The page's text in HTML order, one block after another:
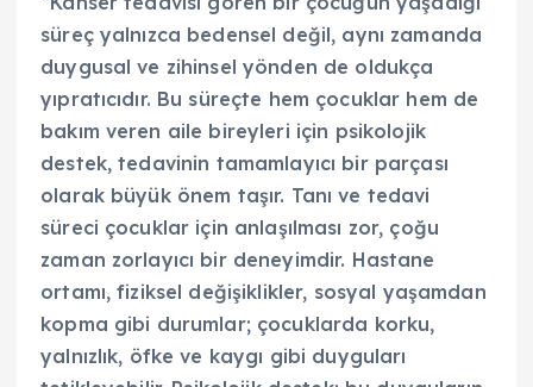
süreç yalnızca bedensel değil, aynı zamanda
duygusal ve zihinsel yönden de oldukça
yıpratıcıdır. Bu süreçte hem çocuklar hem de
bakım veren aile bireyleri için psikolojik
destek, tedavinin tamamlayıcı bir parçası
olarak büyük önem taşır. Tanı ve tedavi
süreci çocuklar için anlaşılması zor, çoğu
zaman zorlayıcı bir deneyimdir. Hastane
ortamı, fiziksel değişiklikler, sosyal yaşamdan
kopma gibi durumlar; çocuklarda korku,
yalnızlık, öfke ve kaygı gibi duyguları